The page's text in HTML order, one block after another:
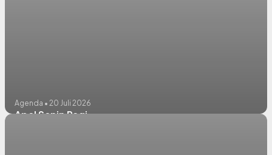
Agenda • 20 Juli 2026
Apel Senin Pagi